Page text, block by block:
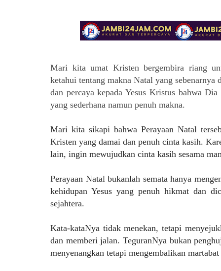
Mari kita umat Kristen bergembira riang
ketahui tentang makna Natal yang
dan percaya kepada Yesus Kristus bahwa
yang sederhana namun penuh makna.
Mari kita sikapi bahwa Perayaan Natal
Kristen yang damai dan penuh cinta kasih.
lain, ingin mewujudkan cinta kasih sesama
Perayaan Natal bukanlah semata hanya
kehidupan Yesus yang penuh hikmat dan
sejahtera.
Kata-kataNya tidak menekan, tetapi
dan memberi jalan. TeguranNya bukan
menyenangkan tetapi mengembalikan